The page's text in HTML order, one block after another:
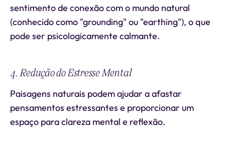
sentimento de conexão com o mundo natural
(conhecido como "grounding" ou "earthing"), o que
pode ser psicologicamente calmante.
4. Redução do Estresse Mental
Paisagens naturais podem ajudar a afastar
pensamentos estressantes e proporcionar um
espaço para clareza mental e reflexão.